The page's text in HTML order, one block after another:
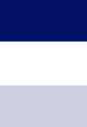
valor à sua empresa e